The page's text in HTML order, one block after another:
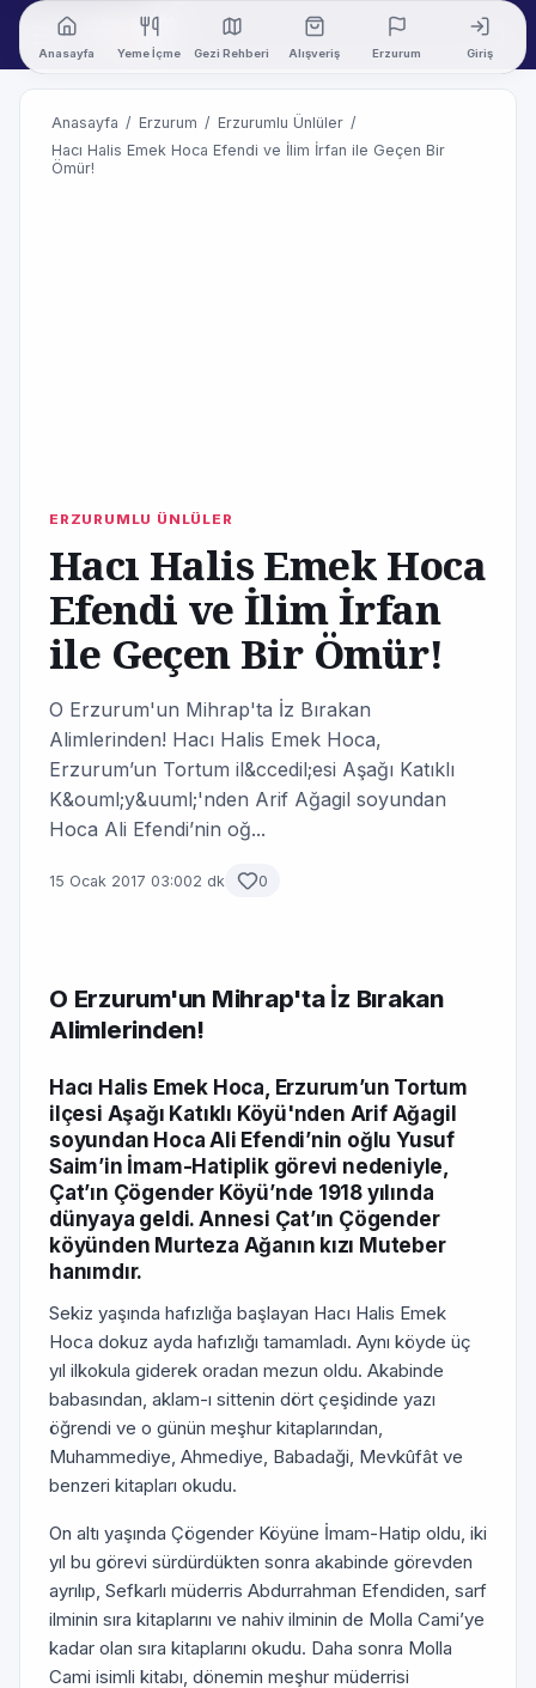
Anasayfa Yeme İçme Gezi Rehberi Alışveriş Erzurum Giriş
Anasayfa / Erzurum / Erzurumlu Ünlüler /
Hacı Halis Emek Hoca Efendi ve İlim İrfan ile Geçen Bir
Ömür!
ERZURUMLU ÜNLÜLER
Hacı Halis Emek Hoca
Efendi ve İlim İrfan
ile Geçen Bir Ömür!
O Erzurum'un Mihrap'ta İz Bırakan
Alimlerinden! Hacı Halis Emek Hoca,
Erzurum’un Tortum il&ccedil;esi Aşağı Katıklı
K&ouml;y&uuml;'nden Arif Ağagil soyundan
Hoca Ali Efendi’nin oğ...
15 Ocak 2017 03:002 dk 0
O Erzurum'un Mihrap'ta İz Bırakan
Alimlerinden!
Hacı Halis Emek Hoca, Erzurum’un Tortum
ilçesi Aşağı Katıklı Köyü'nden Arif Ağagil
soyundan Hoca Ali Efendi’nin oğlu Yusuf
Saim’in İmam-Hatiplik görevi nedeniyle,
Çat’ın Çögender Köyü’nde 1918 yılında
dünyaya geldi. Annesi Çat’ın Çögender
köyünden Murteza Ağanın kızı Muteber
hanımdır.
Sekiz yaşında hafızlığa başlayan Hacı Halis Emek
Hoca dokuz ayda hafızlığı tamamladı. Aynı köyde üç
yıl ilkokula giderek oradan mezun oldu. Akabinde
babasından, aklam-ı sittenin dört çeşidinde yazı
öğrendi ve o günün meşhur kitaplarından,
Muhammediye, Ahmediye, Babadaği, Mevkûfât ve
benzeri kitapları okudu.
On altı yaşında Çögender Köyüne İmam-Hatip oldu, iki
yıl bu görevi sürdürdükten sonra akabinde görevden
ayrılıp, Sefkarlı müderris Abdurrahman Efendiden, sarf
ilminin sıra kitaplarını ve nahiv ilminin de Molla Cami’ye
kadar olan sıra kitaplarını okudu. Daha sonra Molla
Cami isimli kitabı, dönemin meşhur müderrisi